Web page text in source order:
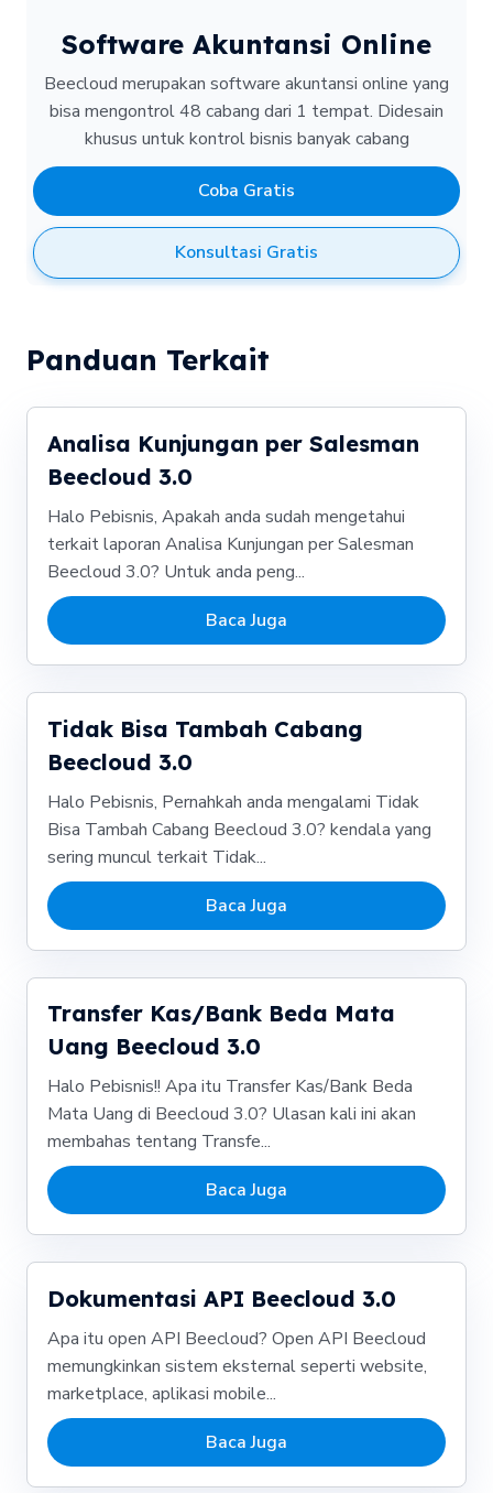
Software Akuntansi Online
Beecloud merupakan software akuntansi online yang
bisa mengontrol 48 cabang dari 1 tempat. Didesain
khusus untuk kontrol bisnis banyak cabang
Coba Gratis
Konsultasi Gratis
Panduan Terkait
Analisa Kunjungan per Salesman
Beecloud 3.0
Halo Pebisnis, Apakah anda sudah mengetahui
terkait laporan Analisa Kunjungan per Salesman
Beecloud 3.0? Untuk anda peng...
Baca Juga
Tidak Bisa Tambah Cabang
Beecloud 3.0
Halo Pebisnis, Pernahkah anda mengalami Tidak
Bisa Tambah Cabang Beecloud 3.0? kendala yang
sering muncul terkait Tidak...
Baca Juga
Transfer Kas/Bank Beda Mata
Uang Beecloud 3.0
Halo Pebisnis!! Apa itu Transfer Kas/Bank Beda
Mata Uang di Beecloud 3.0? Ulasan kali ini akan
membahas tentang Transfe...
Baca Juga
Dokumentasi API Beecloud 3.0
Apa itu open API Beecloud? Open API Beecloud
memungkinkan sistem eksternal seperti website,
marketplace, aplikasi mobile...
Baca Juga